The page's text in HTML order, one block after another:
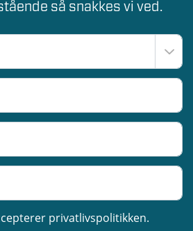
så snakkes vi ved.
privatlivspolitikken.